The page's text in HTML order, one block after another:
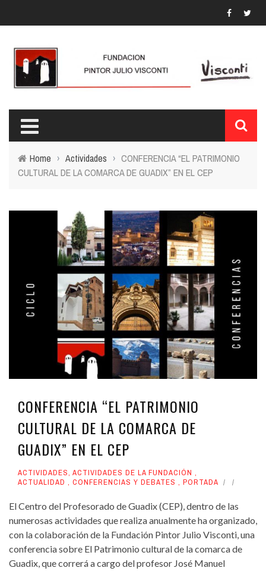
Home › Actividades › CONFERENCIA “EL PATRIMONIO
CULTURAL DE LA COMARCA DE GUADIX” EN EL CEP
CONFERENCIA “EL PATRIMONIO
CULTURAL DE LA COMARCA DE
GUADIX” EN EL CEP
ACTIVIDADES, ACTIVIDADES DE LA FUNDACIÓN ,
ACTUALIDAD , CONFERENCIAS Y DEBATES , PORTADA
El Centro del Profesorado de Guadix (CEP), dentro de las
numerosas actividades que realiza anualmente ha organizado,
con la colaboración de la Fundación Pintor Julio Visconti, una
conferencia sobre El Patrimonio cultural de la comarca de
Guadix, que correrá a cargo del profesor José Manuel